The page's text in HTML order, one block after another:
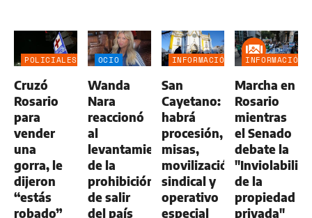
POLICIALES
Cruzó
Rosario
para
vender
una
gorra, le
dijeron
“estás
robado”
OCIO
Wanda
Nara
reaccionó
al
levantamiento
de la
prohibición
de salir
del país
INFORMACIÓN
San
Cayetano:
habrá
procesión,
misas,
movilización
sindical y
operativo
especial
INFORMACIÓN
Marcha en
Rosario
mientras
el Senado
debate la
de la
propiedad
privada"